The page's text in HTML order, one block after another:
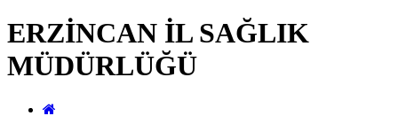
ERZİNCAN İL SAĞLIK
MÜDÜRLÜĞÜ